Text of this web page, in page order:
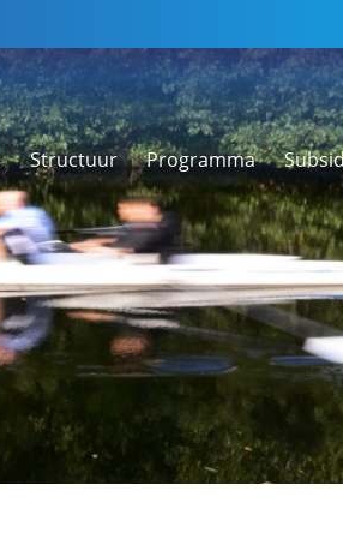
Structuur Programma
Regionale
Beethoven